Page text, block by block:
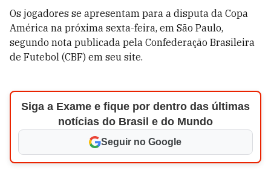
Os jogadores se apresentam para a disputa da Copa
América na próxima sexta-feira, em São Paulo,
segundo nota publicada pela Confederação Brasileira
de Futebol (CBF) em seu site.
Siga a Exame e fique por dentro das últimas
notícias do Brasil e do Mundo
Seguir no Google